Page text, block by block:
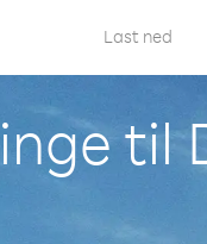
Last ned
til